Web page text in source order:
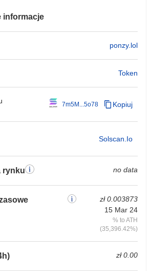
informacje
ponzy.lol
Token
7m5M...5o78 Kopiuj
Solscan.io
rynku no data
zł 0.003873
15 Mar 24
% to ATH
(35,396.42%)
zł 0.00